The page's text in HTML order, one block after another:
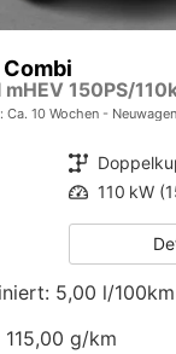
10 Wochen Neuwagen
Getriebe
Leistung 110 kW
5,00 l/100km
115,00 g/km